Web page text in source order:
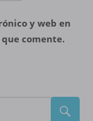
y web en
comente.